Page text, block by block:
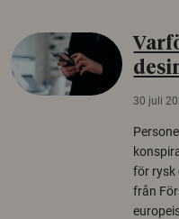
30 juli
för rysk
från